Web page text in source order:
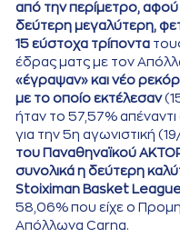
από την περίμετρο,
δεύτερη μεγαλύτερη,
15 εύστοχα τρίποντα
έδρας ματς με τον
«έγραψαν» και νέο
με το οποίο εκτέλεσαν
ήταν το 57,57%
για την 5η αγωνιστική
του Παναθηναϊκού
συνολικά η δεύτερη
Stoiximan Basket
58,06% που είχε ο
Απόλλωνα Carna.